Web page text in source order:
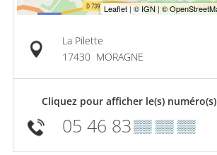
La Pilette
17430 MORAGNE
Cliquez pour afficher le(s) numéro(s)
05 46 83▒▒ ▒▒ ▒▒